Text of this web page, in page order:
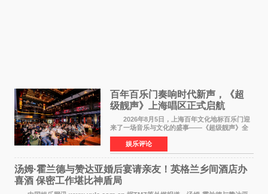
百年百乐门奏响时代新声，《超
级靓声》上海唱区正式启航
2026年8月5日，上海百年文化地标百乐门迎
来了一场音乐与文化的盛事——《超级靓声》全
国励志音乐公益节目上海唱区新闻发布会暨启动
仪式在此隆重举行。各界领导、嘉宾与媒体朋友
齐聚一堂，共同
娱乐评论
汤姆·霍兰德与赞达亚婚后宴请亲友！英格兰乡间酒店办
喜酒 保密工作堪比神盾局